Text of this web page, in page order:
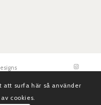
att surfa här så använder
cookies.